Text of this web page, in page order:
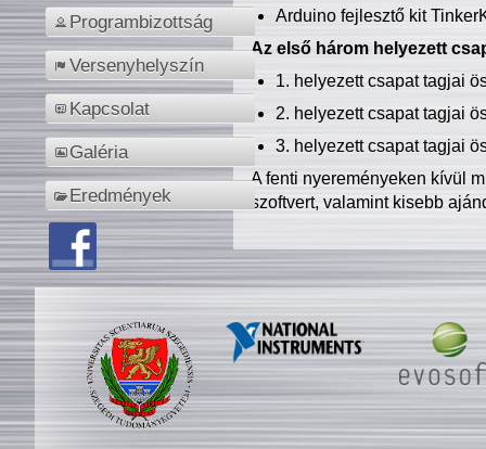
Programbizottság
Versenyhelyszín
Kapcsolat
Galéria
Eredmények
Arduino fejlesztő kit
Az első három helyezett
1. helyezett csapat tagjai
2. helyezett csapat tagjai
3. helyezett csapat tagjai
A fenti nyereményeken kívül
szoftvert, valamint kisebb